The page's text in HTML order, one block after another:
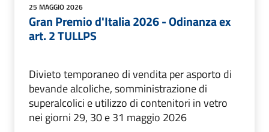
25 MAGGIO 2026
Gran Premio d'Italia 2026 - Odinanza ex
art. 2 TULLPS
Divieto temporaneo di vendita per asporto di
bevande alcoliche, somministrazione di
superalcolici e utilizzo di contenitori in vetro
nei giorni 29, 30 e 31 maggio 2026